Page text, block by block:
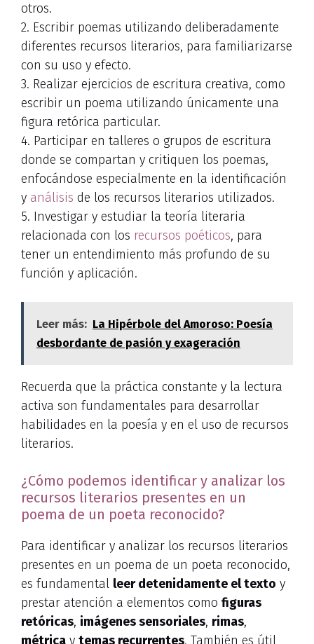
otros.
2. Escribir poemas utilizando deliberadamente
diferentes recursos literarios, para familiarizarse
con su uso y efecto.
3. Realizar ejercicios de escritura creativa, como
escribir un poema utilizando únicamente una
figura retórica particular.
4. Participar en talleres o grupos de escritura
donde se compartan y critiquen los poemas,
enfocándose especialmente en la identificación
y análisis de los recursos literarios utilizados.
5. Investigar y estudiar la teoría literaria
relacionada con los recursos poéticos, para
tener un entendimiento más profundo de su
función y aplicación.
Leer más: La Hipérbole del Amoroso: Poesía
desbordante de pasión y exageración
Recuerda que la práctica constante y la lectura
activa son fundamentales para desarrollar
habilidades en la poesía y en el uso de recursos
literarios.
¿Cómo podemos identificar y analizar los
recursos literarios presentes en un
poema de un poeta reconocido?
Para identificar y analizar los recursos literarios
presentes en un poema de un poeta reconocido,
es fundamental leer detenidamente el texto y
prestar atención a elementos como figuras
retóricas, imágenes sensoriales, rimas,
métrica y temas recurrentes. También es útil